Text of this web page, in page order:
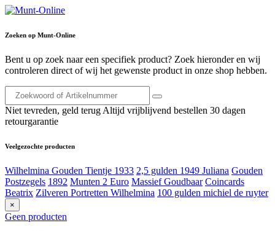
Zoeken op Munt-Online
Bent u op zoek naar een specifiek product? Zoek hieronder en wij
controleren direct of wij het gewenste product in onze shop hebben.
Niet tevreden, geld terug Altijd vrijblijvend bestellen 30 dagen
retourgarantie
Veelgezochte producten
Wilhelmina Gouden Tientje 1933 2,5 gulden 1949 Juliana Gouden
Postzegels 1892 Munten 2 Euro Massief Goudbaar Coincards
Beatrix Zilveren Portretten Wilhelmina 100 gulden michiel de ruyter
×
Geen producten